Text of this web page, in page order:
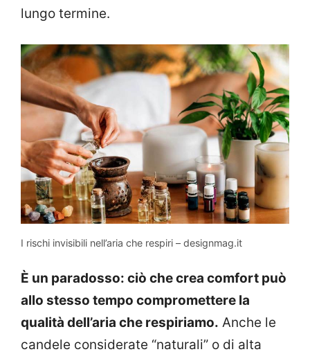
lungo termine.
I rischi invisibili nell’aria che respiri – designmag.it
È un paradosso: ciò che crea comfort può
allo stesso tempo compromettere la
qualità dell’aria che respiriamo. Anche le
candele considerate “naturali” o di alta